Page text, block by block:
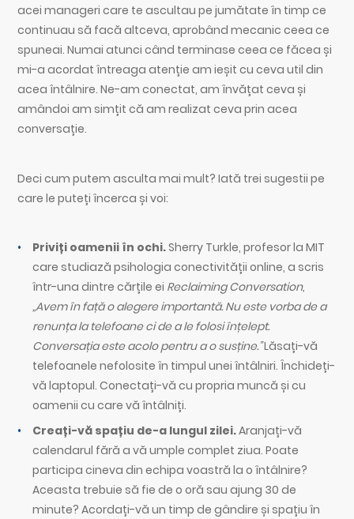
acei manageri care te ascultau pe jumătate în timp ce
continuau să facă altceva, aprobând mecanic ceea ce
spuneai. Numai atunci când terminase ceea ce făcea și
mi-a acordat întreaga atenție am ieșit cu ceva util din
acea întâlnire. Ne-am conectat, am învățat ceva și
amândoi am simțit că am realizat ceva prin acea
conversație.
Deci cum putem asculta mai mult? Iată trei sugestii pe
care le puteți încerca și voi:
Priviți oamenii în ochi.Sherry Turkle, profesor la MIT
care studiază psihologia conectivității online, a scris
într-una dintre cărțile ei Reclaiming Conversation,
„Avem în față o alegere importantă. Nu este vorba de a
renunța la telefoane ci de a le folosi înțelept.
Conversația este acolo pentru a o susține.”Lăsați-vă
telefoanele nefolosite în timpul unei întâlniri. Închideți-
vă laptopul. Conectați-vă cu propria muncă și cu
oamenii cu care vă întâlniți.
Creați-vă spațiu de-a lungul zilei.Aranjați-vă
calendarul fără a vă umple complet ziua. Poate
participa cineva din echipa voastră la o întâlnire?
Aceasta trebuie să fie de o oră sau ajung 30 de
minute? Acordați-vă un timp de gândire și spațiu în